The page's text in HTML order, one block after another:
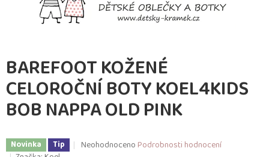
BAREFOOT KOŽENÉ
CELOROČNÍ BOTY KOEL4KIDS
BOB NAPPA OLD PINK
Novinka Tip
Průměrné
NeohodnocenoPodrobnosti hodnocení